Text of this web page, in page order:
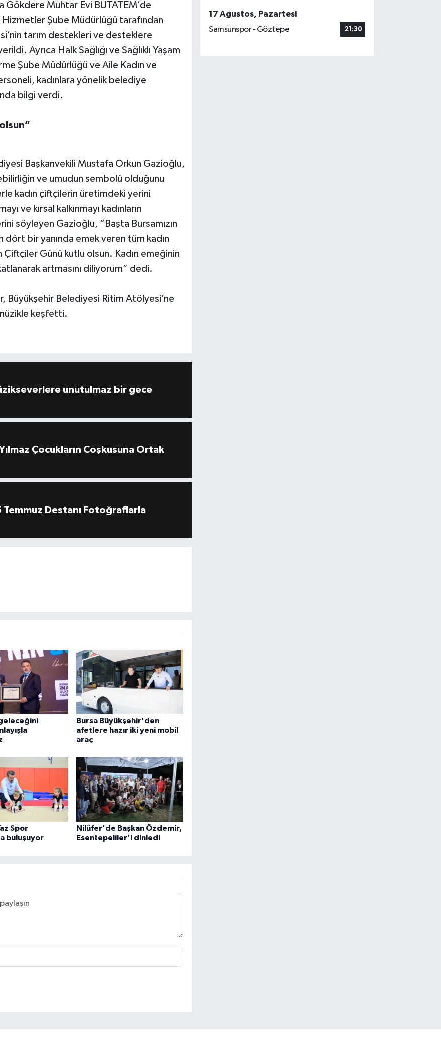
Gökdere Muhtar Evi BUTATEM’de
Şube Müdürlüğü tarafından
tarım destekleri ve desteklere
Ayrıca Halk Sağlığı ve Sağlıklı Yaşam
Şube Müdürlüğü ve Aile Kadın ve
kadınlara yönelik belediye
bilgi verdi.
Başkanvekili Mustafa Orkun Gazioğlu,
ve umudun sembolü olduğunu
kadın çiftçilerin üretimdeki yerini
ve kırsal kalkınmayı kadınların
söyleyen Gazioğlu, “Başta Bursamızın
dört bir yanında emek veren tüm kadın
Günü kutlu olsun. Kadın emeğinin
artmasını diliyorum” dedi.
Büyükşehir Belediyesi Ritim Atölyesi’ne
keşfetti.
unutulmaz bir gece
Çocukların Coşkusuna Ortak
Temmuz Destanı Fotoğraflarla
Bursa Büyükşehir'den
afetlere hazır iki yeni mobil
araç
Spor
buluşuyor
Nilüfer'de Başkan Özdemir,
Esentepeliler'i dinledi
17 Ağustos, Pazartesi
Samsunspor - Göztepe
21:30